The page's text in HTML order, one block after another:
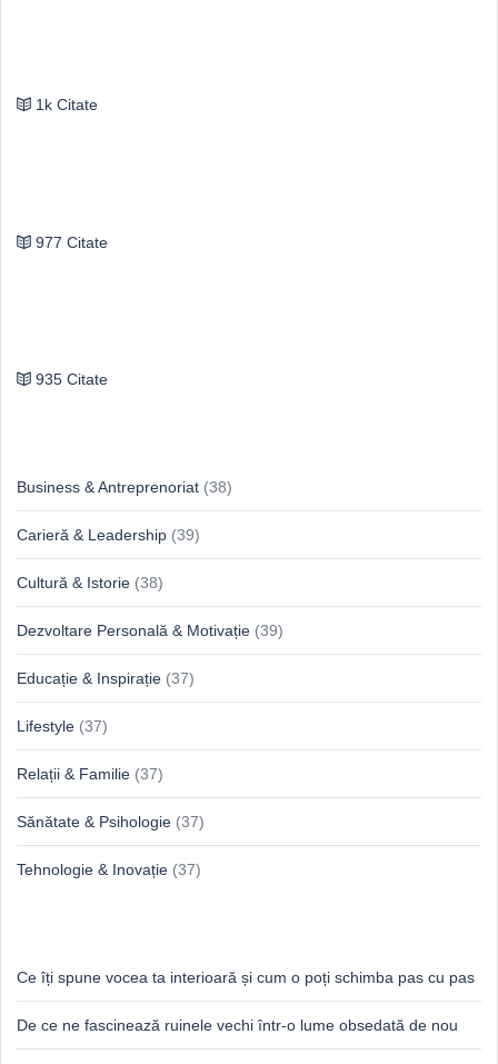
1k Citate
977 Citate
935 Citate
Business & Antreprenoriat (38)
Carieră & Leadership (39)
Cultură & Istorie (38)
Dezvoltare Personală & Motivație (39)
Educație & Inspirație (37)
Lifestyle (37)
Relații & Familie (37)
Sănătate & Psihologie (37)
Tehnologie & Inovație (37)
Ce îți spune vocea ta interioară și cum o poți schimba pas cu pas
De ce ne fascinează ruinele vechi într-o lume obsedată de nou